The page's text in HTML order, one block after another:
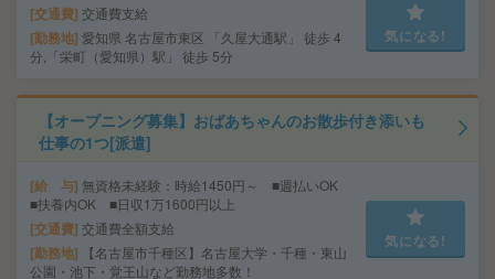
交通費 交通費支給
勤務地 愛知県 名古屋市東区 「久屋大通駅」 徒歩 4
分,「栄町（愛知県）駅」 徒歩 5分
気になる!
【オープニング募集】おばあちゃんのお散歩付き添いも
仕事の1つ[派遣]
給 与 無資格未経験：時給1450円～ ■週払いOK
■扶養内OK ■日収1万1600円以上
交通費 交通費全額支給
勤務地
【名古屋市千種区】名古屋大学・千種・東山
公園・池下・覚王山など勤務地多数！
気になる!